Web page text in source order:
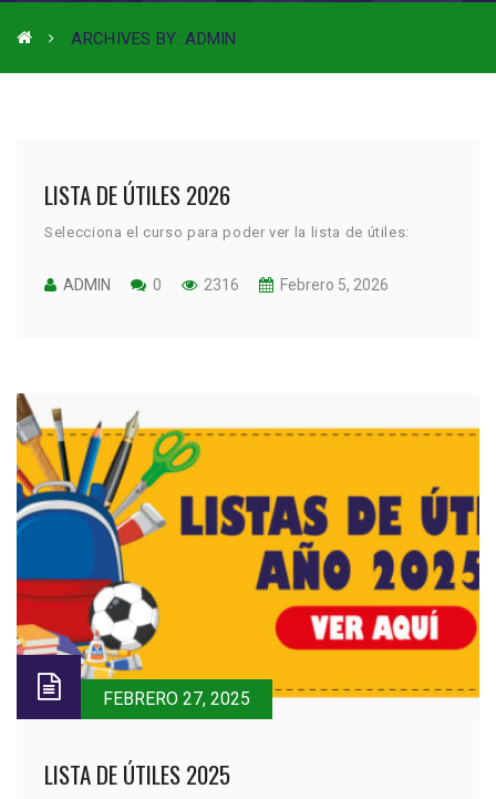
ARCHIVES BY: ADMIN
LISTA DE ÚTILES 2026
Selecciona el curso para poder ver la lista de útiles:
ADMIN 0 2316 Febrero 5, 2026
FEBRERO 27, 2025
LISTA DE ÚTILES 2025